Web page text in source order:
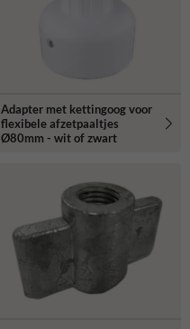
Adapter met kettingoog voor
flexibele afzetpaaltjes
Ø80mm - wit of zwart